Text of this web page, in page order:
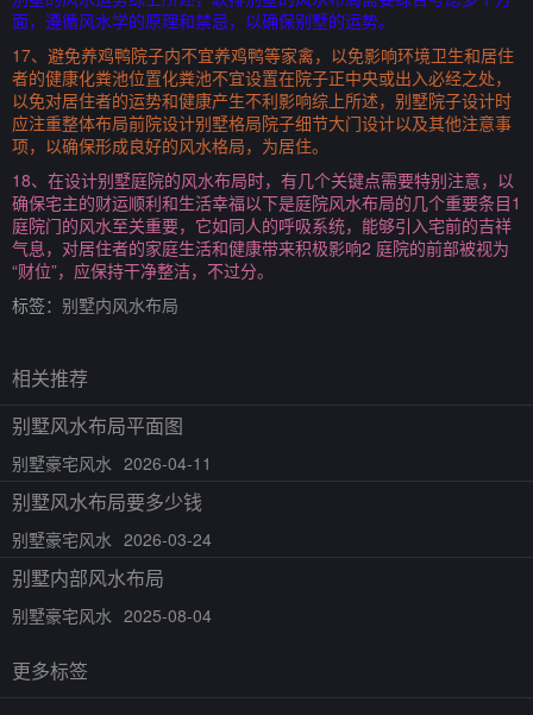
面，遵循风水学的原理和禁忌，以确保别墅的运势。
17、避免养鸡鸭院子内不宜养鸡鸭等家禽，以免影响环境卫生和居住
者的健康化粪池位置化粪池不宜设置在院子正中央或出入必经之处，
以免对居住者的运势和健康产生不利影响综上所述，别墅院子设计时
应注重整体布局前院设计别墅格局院子细节大门设计以及其他注意事
项，以确保形成良好的风水格局，为居住。
18、在设计别墅庭院的风水布局时，有几个关键点需要特别注意，以
确保宅主的财运顺利和生活幸福以下是庭院风水布局的几个重要条目1
庭院门的风水至关重要，它如同人的呼吸系统，能够引入宅前的吉祥
气息，对居住者的家庭生活和健康带来积极影响2 庭院的前部被视为
“财位”，应保持干净整洁，不过分。
标签： 别墅内风水布局
相关推荐
别墅风水布局平面图
别墅豪宅风水 2026-04-11
别墅风水布局要多少钱
别墅豪宅风水 2026-03-24
别墅内部风水布局
别墅豪宅风水 2025-08-04
更多标签